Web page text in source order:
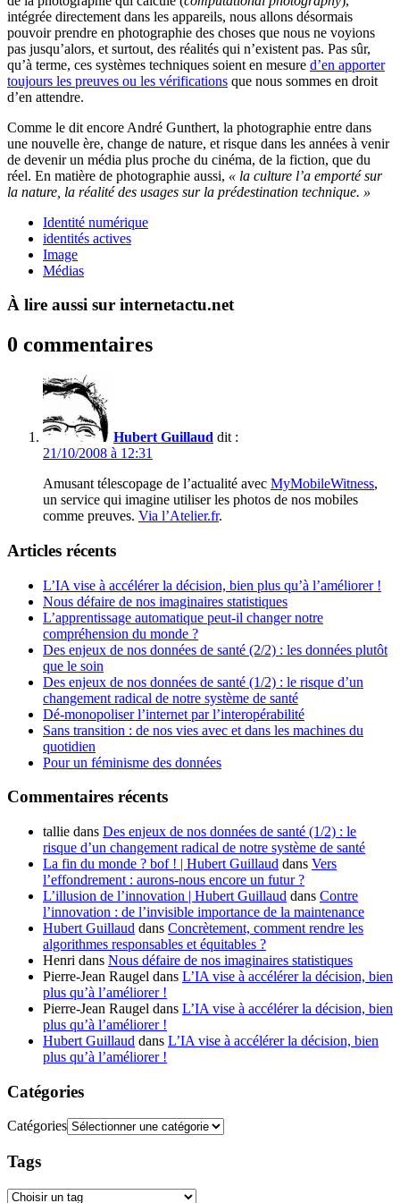
intégrée directement dans les appareils, nous allons désormais
pouvoir prendre en photographie des choses que nous ne voyions
pas jusqu’alors, et surtout, des réalités qui n’existent pas. Pas sûr,
qu’à terme, ces systèmes techniques soient en mesure d’en apporter
toujours les preuves ou les vérifications que nous sommes en droit
d’en attendre.
Comme le dit encore André Gunthert, la photographie entre dans
une nouvelle ère, change de nature, et risque dans les années à venir
de devenir un média plus proche du cinéma, de la fiction, que du
réel. En matière de photographie aussi, « la culture l’a emporté sur
la nature, la réalité des usages sur la prédestination technique. »
Identité numérique
identités actives
Image
Médias
À lire aussi sur internetactu.net
0 commentaires
Hubert Guillaud dit :
21/10/2008 à 12:31
Amusant télescopage de l’actualité avec MyMobileWitness,
un service qui imagine utiliser les photos de nos mobiles
comme preuves. Via l’Atelier.fr.
Articles récents
L’IA vise à accélérer la décision, bien plus qu’à l’améliorer !
Nous défaire de nos imaginaires statistiques
L’apprentissage automatique peut-il changer notre
compréhension du monde ?
Des enjeux de nos données de santé (2/2) : les données plutôt
que le soin
Des enjeux de nos données de santé (1/2) : le risque d’un
changement radical de notre système de santé
Dé-monopoliser l’internet par l’interopérabilité
Sans transition : de nos vies avec et dans les machines du
quotidien
Pour un féminisme des données
Commentaires récents
tallie dans Des enjeux de nos données de santé (1/2) : le
risque d’un changement radical de notre système de santé
La fin du monde ? bof ! | Hubert Guillaud dans Vers
l’effondrement : aurons-nous encore un futur ?
L’illusion de l’innovation | Hubert Guillaud dans Contre
l’innovation : de l’invisible importance de la maintenance
Hubert Guillaud dans Concrètement, comment rendre les
algorithmes responsables et équitables ?
Henri dans Nous défaire de nos imaginaires statistiques
Pierre-Jean Raugel dans L’IA vise à accélérer la décision, bien
plus qu’à l’améliorer !
Pierre-Jean Raugel dans L’IA vise à accélérer la décision, bien
plus qu’à l’améliorer !
Hubert Guillaud dans L’IA vise à accélérer la décision, bien
plus qu’à l’améliorer !
Catégories
Catégories
Tags